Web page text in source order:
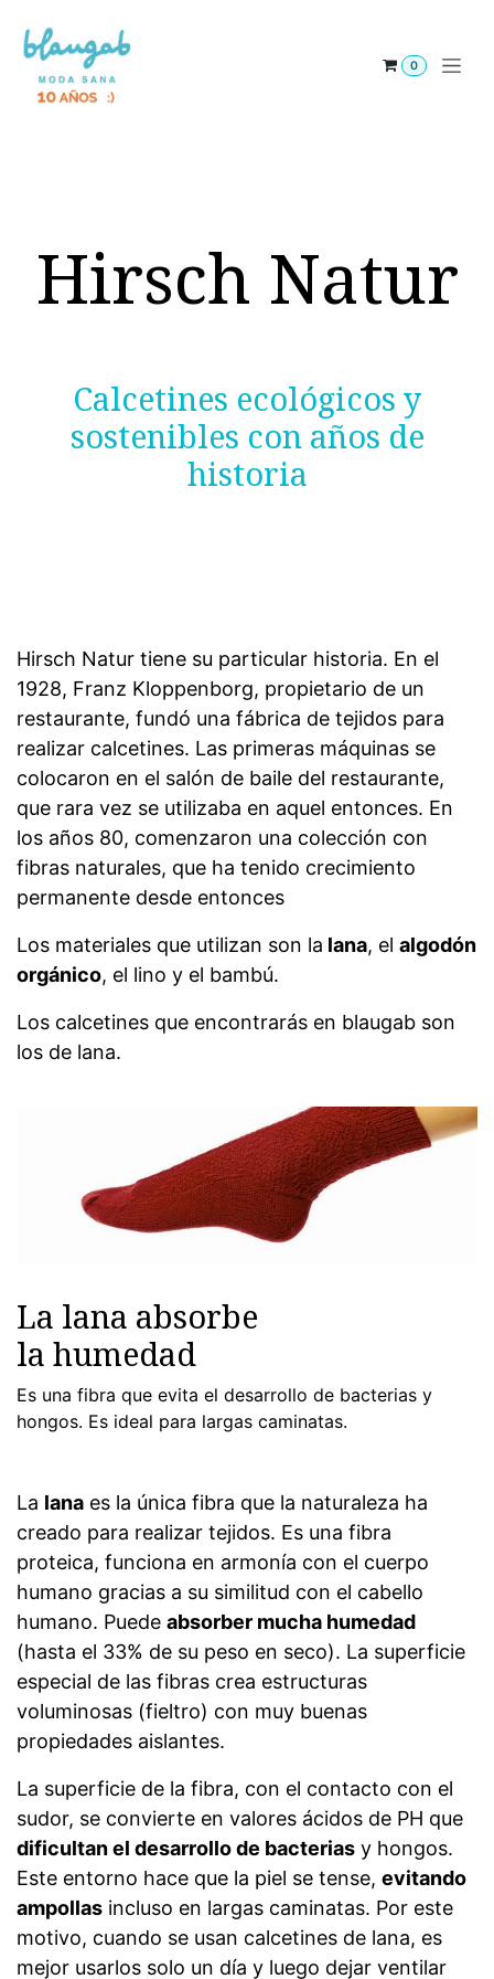
0
Hirsch Natur
Calcetines ecológicos y
sostenibles con años de
historia
Hirsch Natur tiene su particular historia. En el
1928, Franz Kloppenborg, propietario de un
restaurante, fundó una fábrica de tejidos para
realizar calcetines. Las primeras máquinas se
colocaron en el salón de baile del restaurante,
que rara vez se utilizaba en aquel entonces. En
los años 80, comenzaron una colección con
fibras naturales, que ha tenido crecimiento
permanente desde entonces
Los materiales que utilizan son la lana, el algodón
orgánico, el lino y el bambú.
Los calcetines que encontrarás en blaugab son
los de lana.
La lana absorbe
la humedad
Es una fibra que evita el desarrollo de bacterias y
hongos. Es ideal para largas caminatas.
La lana es la única fibra que la naturaleza ha
creado para realizar tejidos. Es una fibra
proteica, funciona en armonía con el cuerpo
humano gracias a su similitud con el cabello
humano. Puede absorber mucha humedad
(hasta el 33% de su peso en seco). La superficie
especial de las fibras crea estructuras
voluminosas (fieltro) con muy buenas
propiedades aislantes.
La superficie de la fibra, con el contacto con el
sudor, se convierte en valores ácidos de PH que
dificultan el desarrollo de bacterias y hongos.
Este entorno hace que la piel se tense, evitando
ampollas incluso en largas caminatas. Por este
motivo, cuando se usan calcetines de lana, es
mejor usarlos solo un día y luego dejar ventilar